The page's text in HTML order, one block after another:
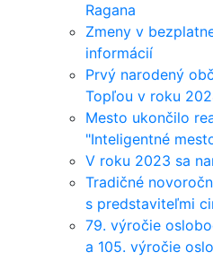
Ragana
Zmeny v
informácií
Prvý narodený
Topľou v roku
Mesto ukončilo
"Inteligentné
V roku 2023 sa
Tradičné
s predstaviteľmi
79. výročie
a 105. výročie